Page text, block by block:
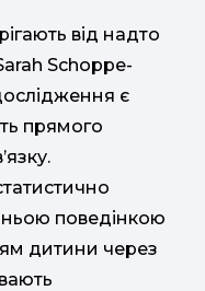
від надто
Schoppe-
є
прямого
поведінкою
дитини через